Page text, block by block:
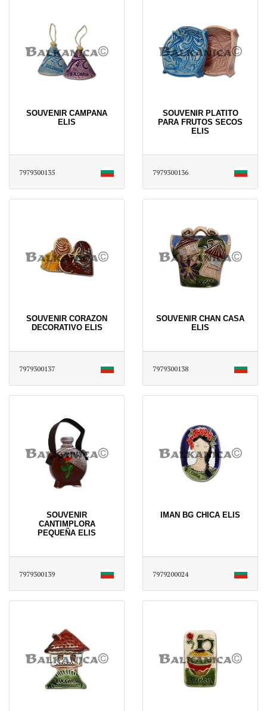
SOUVENIR CAMPANA
ELIS
7979300135
SOUVENIR PLATITO
PARA FRUTOS SECOS
ELIS
7979300136
SOUVENIR CORAZON
DECORATIVO ELIS
7979300137
SOUVENIR CHAN CASA
ELIS
7979300138
SOUVENIR
CANTIMPLORA
PEQUEÑA ELIS
7979300139
IMAN BG CHICA ELIS
7979200024